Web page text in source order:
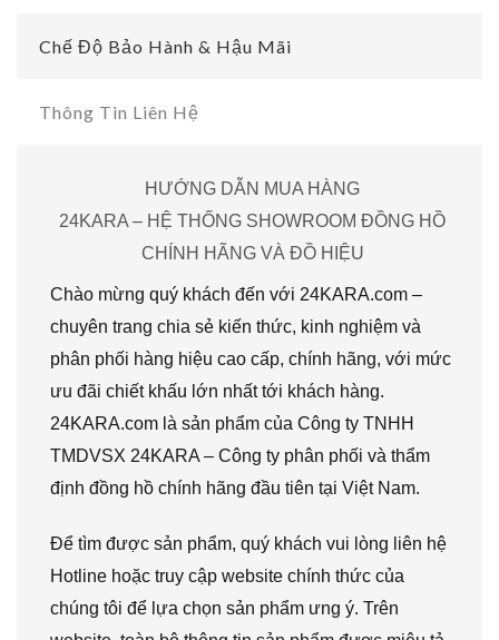
Chế Độ Bảo Hành & Hậu Mãi
Thông Tin Liên Hệ
HƯỚNG DẪN MUA HÀNG
24KARA – HỆ THỐNG SHOWROOM ĐỒNG HỒ
CHÍNH HÃNG VÀ ĐỒ HIỆU
Chào mừng quý khách đến với 24KARA.com –
chuyên trang chia sẻ kiến thức, kinh nghiệm và
phân phối hàng hiệu cao cấp, chính hãng, với mức
ưu đãi chiết khấu lớn nhất tới khách hàng.
24KARA.com là sản phẩm của Công ty TNHH
TMDVSX 24KARA – Công ty phân phối và thẩm
định đồng hồ chính hãng đầu tiên tại Việt Nam.
Để tìm được sản phẩm, quý khách vui lòng liên hệ
Hotline hoặc truy cập website chính thức của
chúng tôi để lựa chọn sản phẩm ưng ý. Trên